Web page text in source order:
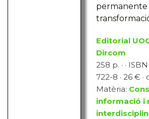
permanente
Editorial
Dircom
258 p. · ·
722-8 · 26 € ·
Matèria:
informació i